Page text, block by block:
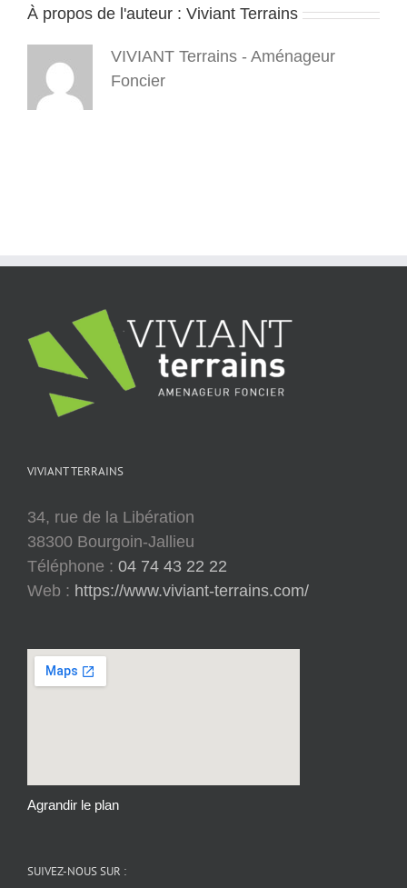
2020
À propos de l'auteur : Viviant Terrains
VIVIANT Terrains - Aménageur
Foncier
VIVIANT TERRAINS
34, rue de la Libération
38300 Bourgoin-Jallieu
Téléphone : 04 74 43 22 22
Web : https://www.viviant-terrains.com/
Agrandir le plan
SUIVEZ-NOUS SUR :